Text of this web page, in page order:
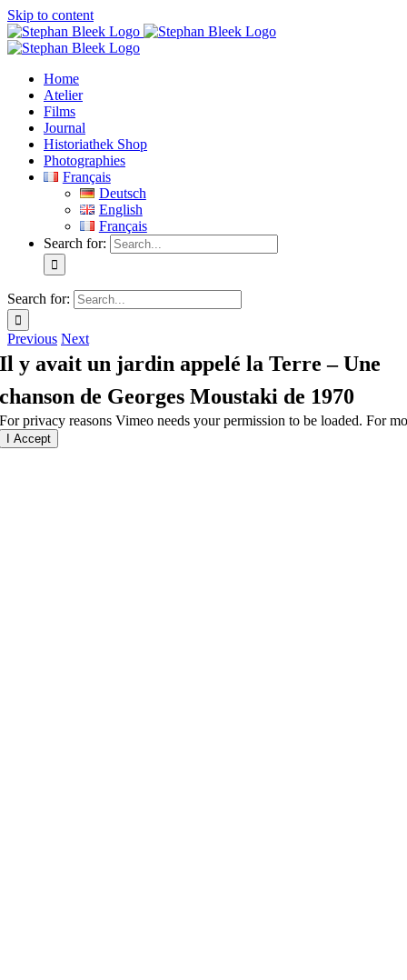
Skip to content
Home
Atelier
Films
Journal
Historiathek Shop
Photographies
Français
Deutsch
English
Français
Search for:
Search for:
Previous Next
Il y avait un jardin appelé la Terre – Une
chanson de Georges Moustaki de 1970
For privacy reasons Vimeo needs your permission to be loaded. For
I Accept